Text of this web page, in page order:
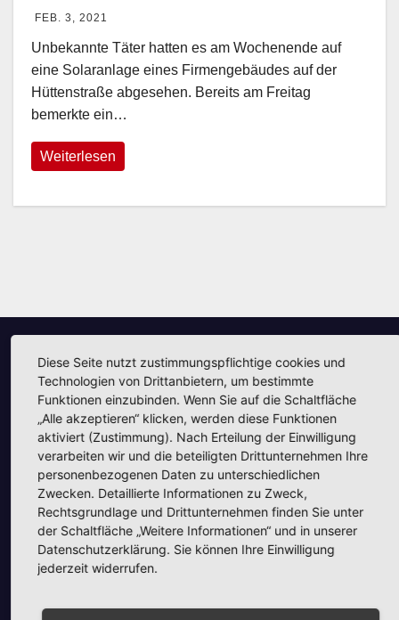
FEB. 3, 2021
Unbekannte Täter hatten es am Wochenende auf
eine Solaranlage eines Firmengebäudes auf der
Hüttenstraße abgesehen. Bereits am Freitag
bemerkte ein…
Weiterlesen
Unsere Partner
Unsere Partner
Diese Seite nutzt zustimmungspflichtige cookies und
Technologien von Drittanbietern, um bestimmte
Funktionen einzubinden. Wenn Sie auf die Schaltfläche
„Alle akzeptieren“ klicken, werden diese Funktionen
aktiviert (Zustimmung). Nach Erteilung der Einwilligung
verarbeiten wir und die beteiligten Drittunternehmen Ihre
personenbezogenen Daten zu unterschiedlichen
Zwecken. Detaillierte Informationen zu Zweck,
Rechtsgrundlage und Drittunternehmen finden Sie unter
der Schaltfläche „Weitere Informationen“ und in unserer
Datenschutzerklärung. Sie können Ihre Einwilligung
jederzeit widerrufen.